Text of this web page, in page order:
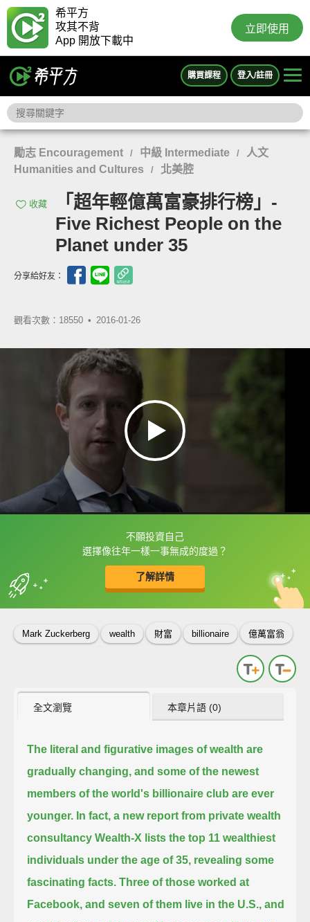
希平方
攻其不背
App 開放下載中
立即使用
購買課程 登入/註冊
勵志 Encouragement / 中級 Intermediate /
人文
Humanities and Cultures
/ 北美腔
收藏
「超年輕億萬富豪排行榜」-
Five Richest People on the
Planet under 35
分享給好友：
觀看次數：18550 • 2016-01-26
不願投資自己
選擇像往年一樣一事無成的度過？
了解詳情
框選或點兩下字幕可以直接查字典喔！
收錄佳句 中
英
Mark Zuckerberg wealth 財富 billionaire 億萬富翁
全文瀏覽 本章片語 (0)
The literal and figurative images of wealth are
gradually changing, and some of the newest
members of the world's billionaire club are ever
younger. In fact, a new report from private wealth
consultancy Wealth-X lists the top 11 wealthiest
individuals under the age of 35, revealing some
fascinating facts. Three of those worked at
Facebook, and seven of them live in the U.S., and